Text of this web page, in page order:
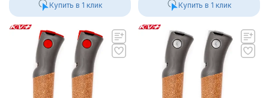
Купить в 1 клик Купить в 1 клик